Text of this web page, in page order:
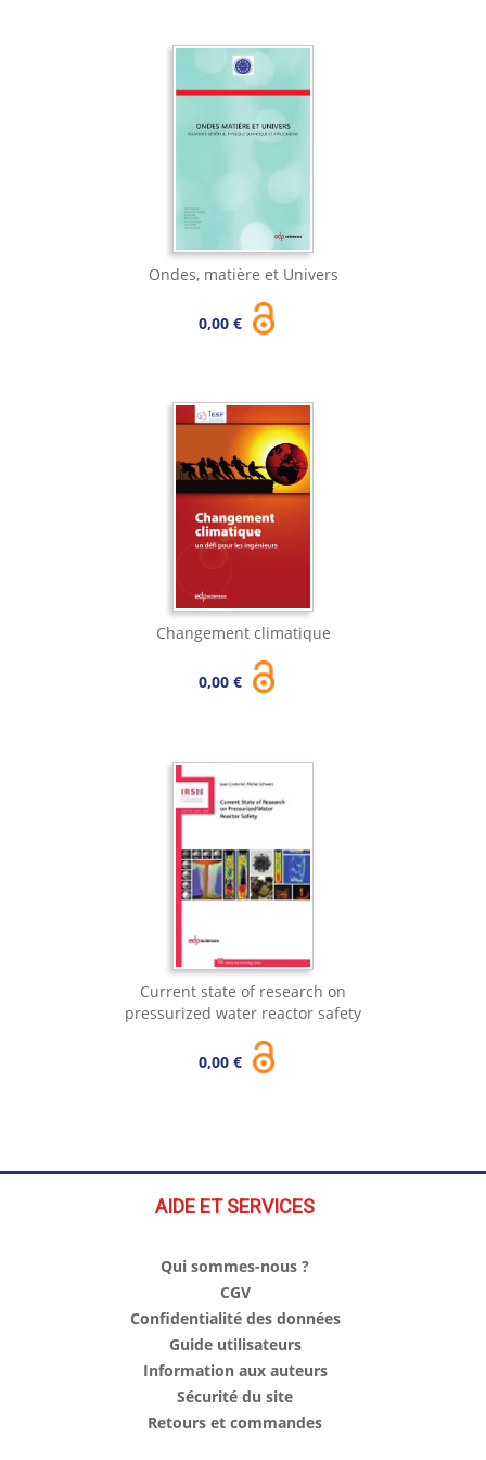
Ondes, matière et Univers
0,00 €
Changement climatique
0,00 €
Current state of research on
pressurized water reactor safety
0,00 €
AIDE ET SERVICES
Qui sommes-nous ?
CGV
Confidentialité des données
Guide utilisateurs
Information aux auteurs
Sécurité du site
Retours et commandes